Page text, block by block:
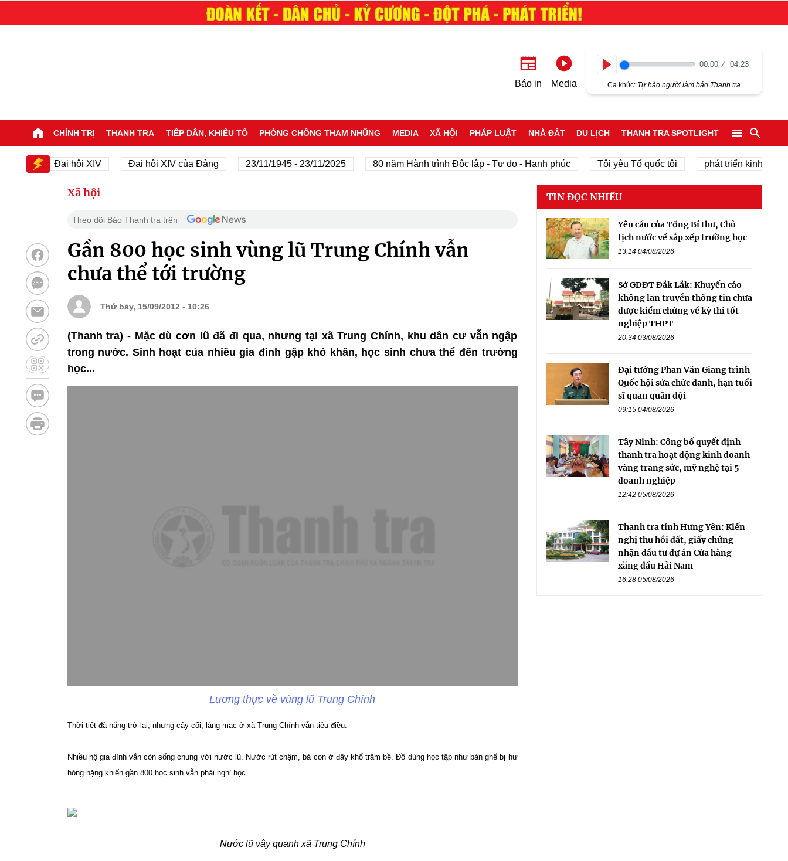
Báo in Media
00:00 04:23
Ca khúc: Tự hào người làm báo Thanh tra
CHÍNH TRỊ THANH TRA TIẾP DÂN, KHIẾU TỐ PHÒNG CHỐNG THAM NHŨNG MEDIA XÃ HỘI PHÁP LUẬT NHÀ ĐẤT DU LỊCH THANH TRA SPOTLIGHT
Đại hội XIV Đại hội XIV của Đảng 23/11/1945 - 23/11/2025 80 năm Hành trình Độc lập - Tự do - Hạnh phúc Tôi yêu Tổ quốc tôi phát triển kinh tế tư nhân
Xã hội
Theo dõi Báo Thanh tra trên
Gần 800 học sinh vùng lũ Trung Chính vẫn
chưa thể tới trường
Thứ bảy, 15/09/2012 - 10:26
(Thanh tra) - Mặc dù cơn lũ đã đi qua, nhưng tại xã Trung Chính, khu dân cư vẫn ngập
trong nước. Sinh hoạt của nhiều gia đình gặp khó khăn, học sinh chưa thể đến trường
học...
Lương thực về vùng lũ Trung Chính
Thời tiết đã nắng trở lại, nhưng cây cối, làng mạc ở xã Trung Chính vẫn tiêu điều.
Nhiều hộ gia đình vẫn còn sống chung với nước lũ. Nước rút chậm, bà con ở đây khổ trăm bề. Đồ dùng học tập như bàn ghế bị hư
hỏng nặng khiến gần 800 học sinh vẫn phải nghỉ học.
Nước lũ vây quanh xã Trung Chính
TIN ĐỌC NHIỀU
Yêu cầu của Tổng Bí thư, Chủ
tịch nước về sắp xếp trường học
13:14 04/08/2026
Sở GDĐT Đắk Lắk: Khuyến cáo
không lan truyền thông tin chưa
được kiểm chứng về kỳ thi tốt
nghiệp THPT
20:34 03/08/2026
Đại tướng Phan Văn Giang trình
Quốc hội sửa chức danh, hạn tuổi
sĩ quan quân đội
09:15 04/08/2026
Tây Ninh: Công bố quyết định
thanh tra hoạt động kinh doanh
vàng trang sức, mỹ nghệ tại 5
doanh nghiệp
12:42 05/08/2026
Thanh tra tỉnh Hưng Yên: Kiến
nghị thu hồi đất, giấy chứng
nhận đầu tư dự án Cửa hàng
xăng dầu Hải Nam
16:28 05/08/2026